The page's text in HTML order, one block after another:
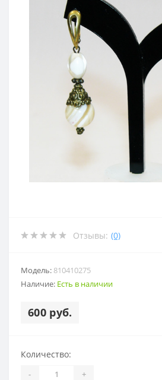
Отзывы: (0)
Модель: 810410275
Наличие: Есть в наличии
600 руб.
Количество:
- +